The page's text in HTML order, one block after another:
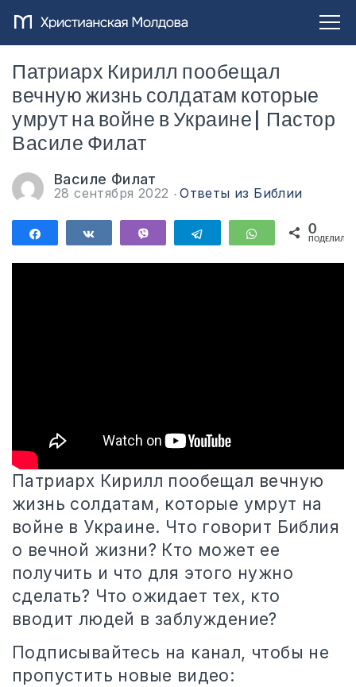
Патриарх Кирилл пообещал
вечную жизнь солдатам которые
умрут на войне в Украине| Пастор
Василе Филат
Василе Филат
28 сентября 2022 Ответы из Библии
ПоделитьсяПоделиться Telegram WhatsApp
0
Патриарх Кирилл пообещал вечную
жизнь солдатам, которые умрут на
войне в Украине. Что говорит Библия
о вечной жизни? Кто может ее
получить и что для этого нужно
сделать? Что ожидает тех, кто
вводит людей в заблуждение?
Подписывайтесь на канал, чтобы не
пропустить новые видео: